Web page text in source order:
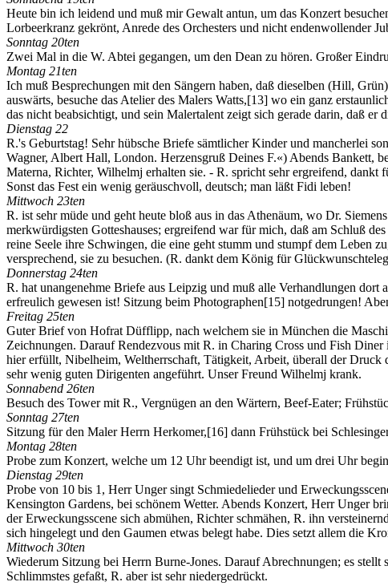
Heute bin ich leidend und muß mir Gewalt antun, um das Konzert
Lorbeerkranz gekrönt, Anrede des Orchesters und nicht endenwollender
Sonntag 20ten
Zwei Mal in die W. Abtei gegangen, um den Dean zu hören. Großer
Montag 21ten
Ich muß Besprechungen mit den Sängern haben, daß dieselben (Hill,
auswärts, besuche das Atelier des Malers Watts,[13] wo ein ganz
das nicht beabsichtigt, und sein Malertalent zeigt sich gerade darin, daß
Dienstag 22
R.'s Geburtstag! Sehr hübsche Briefe sämtlicher Kinder und mancherlei
Wagner, Albert Hall, London. Herzensgruß Deines F.«) Abends Bankett,
Materna, Richter, Wilhelmj erhalten sie. - R. spricht sehr ergreifend, dankt
Sonst das Fest ein wenig geräuschvoll, deutsch; man läßt Fidi leben!
Mittwoch 23ten
R. ist sehr müde und geht heute bloß aus in das Athenäum, wo Dr.
merkwürdigsten Gotteshauses; ergreifend war für mich, daß am Schluß
reine Seele ihre Schwingen, die eine geht stumm und stumpf dem Leben
versprechend, sie zu besuchen. (R. dankt dem König für
Donnerstag 24ten
R. hat unangenehme Briefe aus Leipzig und muß alle Verhandlungen
erfreulich gewesen ist! Sitzung beim Photographen[15] notgedrungen!
Freitag 25ten
Guter Brief von Hofrat Düfflipp, nach welchem sie in München die
Zeichnungen. Darauf Rendezvous mit R. in Charing Cross und Fish
hier erfüllt, Nibelheim, Weltherrschaft, Tätigkeit, Arbeit, überall der Druck
sehr wenig guten Dirigenten angeführt. Unser Freund Wilhelmj krank.
Sonnabend 26ten
Besuch des Tower mit R., Vergnügen an den Wärtern, Beef-Eater;
Sonntag 27ten
Sitzung für den Maler Herrn Herkomer,[16] dann Frühstück bei
Montag 28ten
Probe zum Konzert, welche um 12 Uhr beendigt ist, und um drei Uhr
Dienstag 29ten
Probe von 10 bis 1, Herr Unger singt Schmiedelieder und
Kensington Gardens, bei schönem Wetter. Abends Konzert, Herr Unger
der Erweckungsscene sich abmühen, Richter schmähen, R. ihn
sich hingelegt und den Gaumen etwas belegt habe. Dies setzt allem die
Mittwoch 30ten
Wiederum Sitzung bei Herrn Burne-Jones. Darauf Abrechnungen; es
Schlimmstes gefaßt, R. aber ist sehr niedergedrückt.